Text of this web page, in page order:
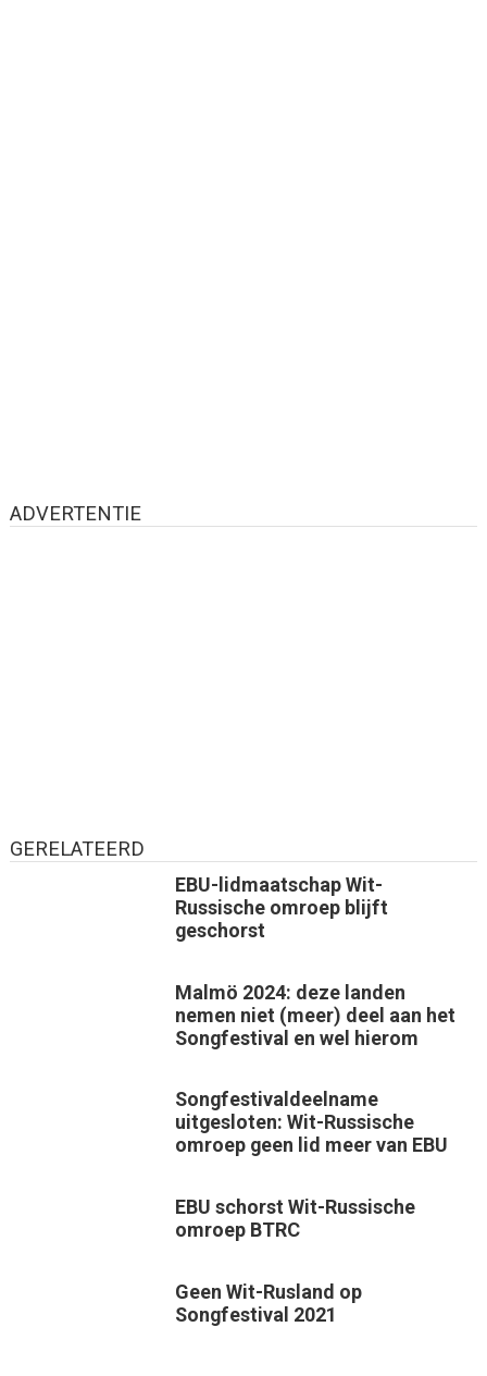
ADVERTENTIE
GERELATEERD
EBU-lidmaatschap Wit-
Russische omroep blijft
geschorst
Malmö 2024: deze landen
nemen niet (meer) deel aan het
Songfestival en wel hierom
Songfestivaldeelname
uitgesloten: Wit-Russische
omroep geen lid meer van EBU
EBU schorst Wit-Russische
omroep BTRC
Geen Wit-Rusland op
Songfestival 2021